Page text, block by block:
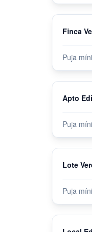
Finca
Apto
Lote